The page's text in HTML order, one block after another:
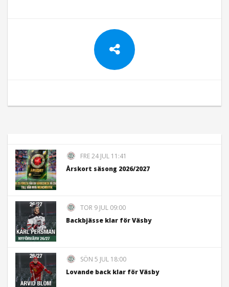
FRE 24 JUL 11:41
Årskort säsong 2026/2027
TOR 9 JUL 09:00
Backbjässe klar för Väsby
SÖN 5 JUL 18:00
Lovande back klar för Väsby